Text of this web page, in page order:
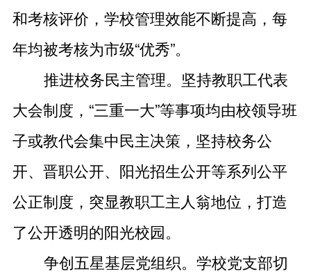
和考核评价，学校管理效能不断提高，每
年均被考核为市级“优秀”。
推进校务民主管理。坚持教职工代表
大会制度，“三重一大”等事项均由校领导班
子或教代会集中民主决策，坚持校务公
开、晋职公开、阳光招生公开等系列公平
公正制度，突显教职工主人翁地位，打造
了公开透明的阳光校园。
争创五星基层党组织。学校党支部切